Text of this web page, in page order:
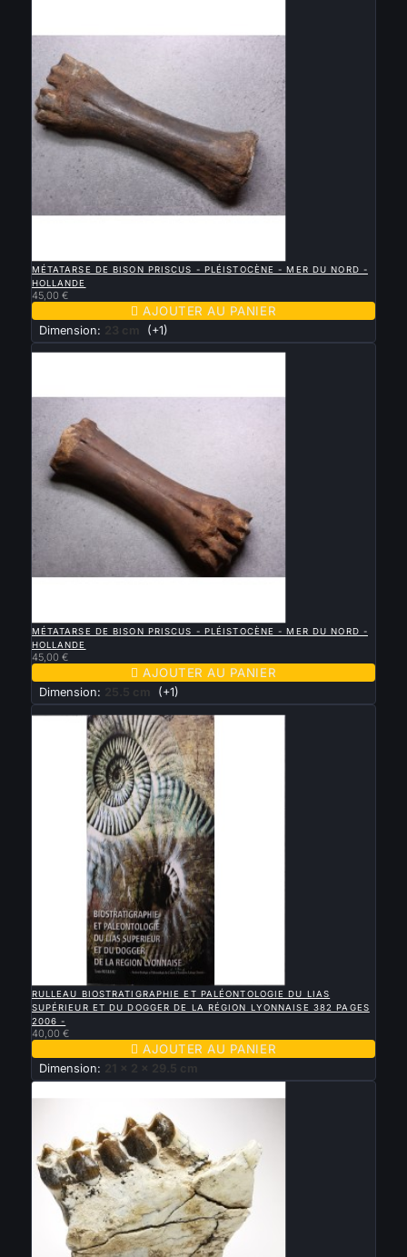
MÉTATARSE DE BISON PRISCUS - PLÉISTOCÈNE - MER DU NORD -
HOLLANDE
45,00 €
 AJOUTER AU PANIER
Dimension: 23 cm (+1)
MÉTATARSE DE BISON PRISCUS - PLÉISTOCÈNE - MER DU NORD -
HOLLANDE
45,00 €
 AJOUTER AU PANIER
Dimension: 25.5 cm (+1)
Nouveau
RULLEAU BIOSTRATIGRAPHIE ET PALÉONTOLOGIE DU LIAS
SUPÉRIEUR ET DU DOGGER DE LA RÉGION LYONNAISE 382 PAGES
2006 -
40,00 €
 AJOUTER AU PANIER
Dimension: 21 x 2 x 29.5 cm